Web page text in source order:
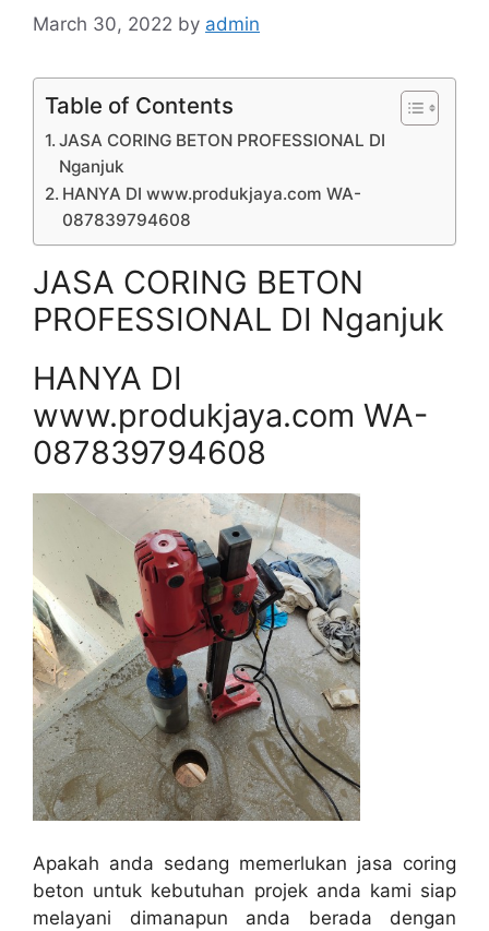
March 30, 2022 by admin
Table of Contents
JASA CORING BETON PROFESSIONAL DI
Nganjuk
HANYA DI www.produkjaya.com WA-
087839794608
JASA CORING BETON
PROFESSIONAL DI Nganjuk
HANYA DI
www.produkjaya.com WA-
087839794608
Apakah anda sedang memerlukan jasa coring
beton untuk kebutuhan projek anda kami siap
melayani dimanapun anda berada dengan